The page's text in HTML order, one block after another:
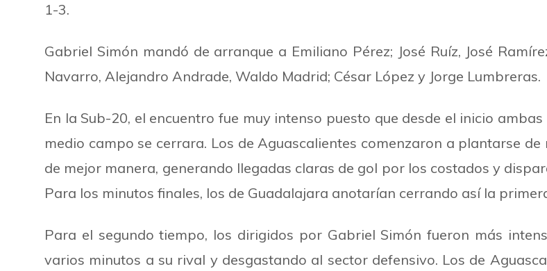
1-3.
Gabriel Simón mandó de arranque a Emiliano Pérez; José Ruíz, José
Navarro, Alejandro Andrade, Waldo Madrid; César López y Jorge Lumbreras.
En la Sub-20, el encuentro fue muy intenso puesto que desde el inicio
medio campo se cerrara. Los de Aguascalientes comenzaron a plantarse
de mejor manera, generando llegadas claras de gol por los costados y
Para los minutos finales, los de Guadalajara anotarían cerrando así la
Para el segundo tiempo, los dirigidos por Gabriel Simón fueron más
varios minutos a su rival y desgastando al sector defensivo. Los de